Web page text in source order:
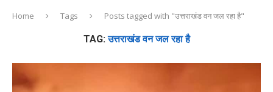
Home Tags Posts tagged with "उत्तराखंड वन जल रहा है"
TAG:उत्तराखंड वन जल रहा है